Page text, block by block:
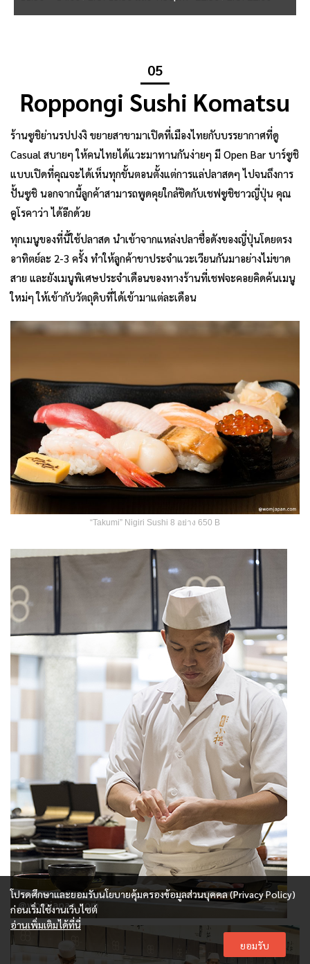
05
Roppongi Sushi Komatsu
ร้านซูชิย่านรปปงงิ ขยายสาขามาเปิดที่เมืองไทยกับบรรยากาศที่ดู
Casual สบายๆ ให้คนไทยได้แวะมาทานกันง่ายๆ มี Open Bar บาร์ซูชิ
แบบเปิดที่คุณจะได้เห็นทุกขั้นตอนตั้งแต่การแล่ปลาสดๆ ไปจนถึงการ
ปั้นซูชิ นอกจากนี้ลูกค้าสามารถพูดคุยใกล้ชิดกับเชฟซูชิชาวญี่ปุ่น คุณ
คูโรคาว่า ได้อีกด้วย
ทุกเมนูของที่นี้ใช้ปลาสด นำเข้าจากแหล่งปลาชื่อดังของญี่ปุ่นโดยตรง
อาทิตย์ละ 2-3 ครั้ง ทำให้ลูกค้าขาประจำแวะเวียนกันมาอย่างไม่ขาด
สาย และยังเมนูพิเศษประจำเดือนของทางร้านที่เชฟจะคอยคิดค้นเมนู
ใหม่ๆ ให้เข้ากับวัตถุดิบที่ได้เข้ามาแต่ละเดือน
“Takumi” Nigiri Sushi 8 อย่าง 650 B
โปรดศึกษาและยอมรับนโยบายคุ้มครองข้อมูลส่วนบุคคล (Privacy Policy)
ก่อนเริ่มใช้งานเว็บไซต์
อ่านเพิ่มเติมได้ที่นี่
ยอมรับ